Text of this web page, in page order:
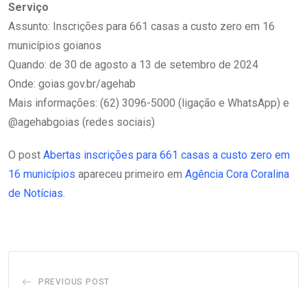
Serviço
Assunto: Inscrições para 661 casas a custo zero em 16
municípios goianos
Quando: de 30 de agosto a 13 de setembro de 2024
Onde: goias.gov.br/agehab
Mais informações: (62) 3096-5000 (ligação e WhatsApp) e
@agehabgoias (redes sociais)
O post Abertas inscrições para 661 casas a custo zero em
16 municípios apareceu primeiro em Agência Cora Coralina
de Notícias.
PREVIOUS POST